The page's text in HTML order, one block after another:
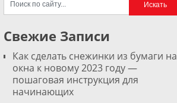
Свежие Записи
Как сделать снежинки из бумаги на
окна к новому 2023 году —
пошаговая инструкция для
начинающих